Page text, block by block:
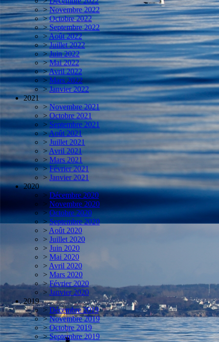
> Novembre 2022
> Octobre 2022
> Septembre 2022
> Août 2022
> Juillet 2022
> Juin 2022
> Mai 2022
>Avril 2022
> Mars 2022
> Janvier 2022
2021
> Novembre 2021
> Octobre 2021
> Septembre 2021
>Août 2021
> Juillet 2021
> Avril 2021
> Mars 2021
> Février 2021
> Janvier 2021
2020
> Décembre 2020
> Novembre 2020
> Octobre 2020
> Septembre 2020
> Août 2020
> Juillet 2020
> Juin 2020
> Mai 2020
> Avril 2020
> Mars 2020
> Février 2020
> Janvier 2020
2019
> Décembre 2019
> Novembre 2019
> Octobre 2019
> Septembre 2019